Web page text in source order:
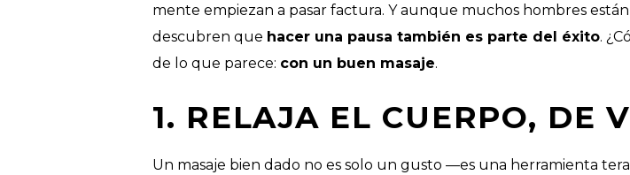
mente empiezan a pasar factura. Y aunque muchos hombres
descubren que hacer una pausa también es parte del éxito.
de lo que parece: con un buen masaje.
1. RELAJA EL CUERPO, DE
Un masaje bien dado no es solo un gusto —es una herramienta